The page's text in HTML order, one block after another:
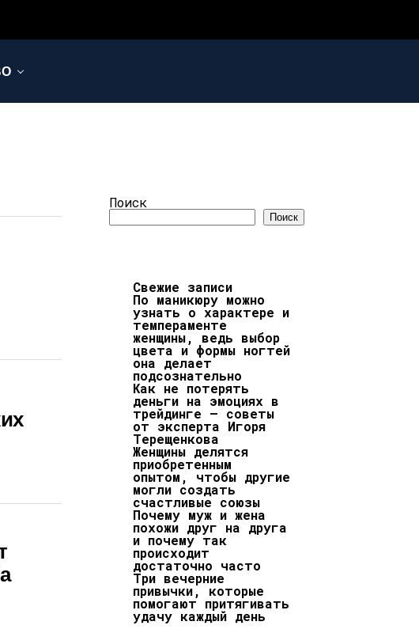
Поиск
Поиск
Свежие записи
По маникюру можно
узнать о характере и
темпераменте
женщины, ведь выбор
цвета и формы ногтей
она делает
подсознательно
Как не потерять
деньги на эмоциях в
трейдинге — советы
от эксперта Игоря
Терещенкова
Женщины делятся
приобретенным
опытом, чтобы другие
могли создать
счастливые союзы
Почему муж и жена
похожи друг на друга
и почему так
происходит
достаточно часто
Три вечерние
привычки, которые
помогают притягивать
удачу каждый день